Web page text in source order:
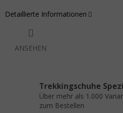
Detaillierte Informationen
ANSEHEN
Trekkingschuhe
Über mehr als 1.000
zum Bestellen